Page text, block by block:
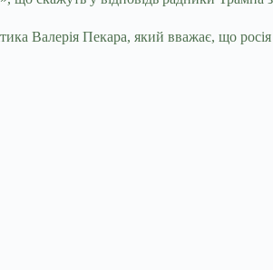
Валерія Пекара, який вважає, що